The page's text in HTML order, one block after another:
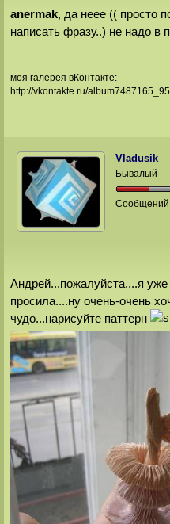
anermak, да неее (( просто
написать фразу..) не надо в
моя галерея вКонтакте:
http://vkontakte.ru/
Vladusik
Бывалый
Андрей...пожалуйста....я уже
просила....ну очень-очень
чудо...нарисуйте паттерн